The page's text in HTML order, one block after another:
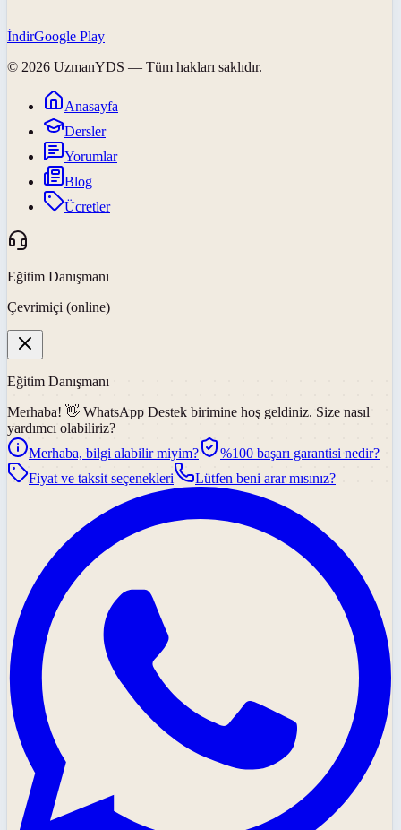
İndirGoogle Play
© 2026 UzmanYDS — Tüm hakları saklıdır.
Anasayfa
Dersler
Yorumlar
Blog
Ücretler
Eğitim Danışmanı
Çevrimiçi (online)
Eğitim Danışmanı
Merhaba! 👋 WhatsApp Destek birimine hoş geldiniz. Size nasıl
yardımcı olabiliriz?
Merhaba, bilgi alabilir miyim?
%100 başarı garantisi nedir?
Fiyat ve taksit seçenekleri
Lütfen beni arar mısınız?